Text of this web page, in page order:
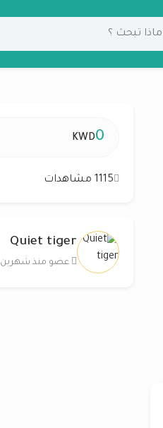
0
KWD
1115 مشاهدات
Quiet tiger
عضو منذ شهرين